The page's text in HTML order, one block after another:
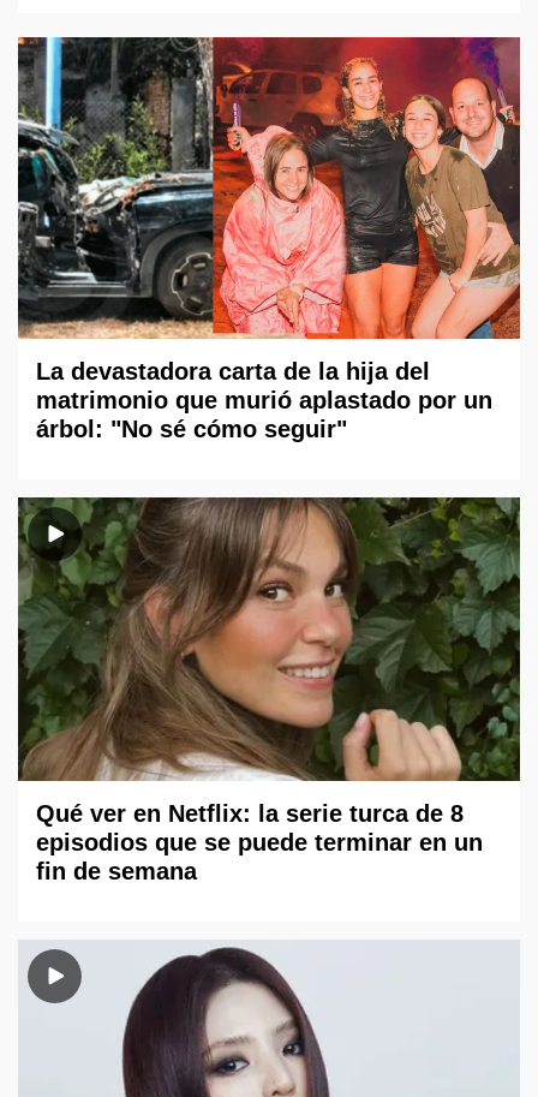
La devastadora carta de la hija del
matrimonio que murió aplastado por un
árbol: "No sé cómo seguir"
Qué ver en Netflix: la serie turca de 8
episodios que se puede terminar en un
fin de semana